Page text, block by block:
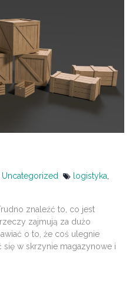
Uncategorized logistyka
znaleźć to, co jest
zajmują za dużo
o to, że coś ulegnie
się w skrzynie magazynowe i